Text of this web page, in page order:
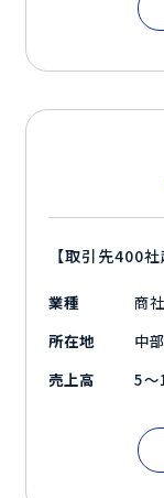
【取引先400
業種
商
所在地
中
売上高
5～